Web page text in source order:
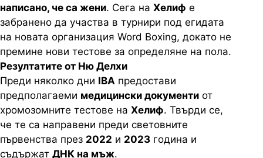
написано, че са жени. Сега на Хелиф е
забранено да участва в турнири под егидата
на новата организация Word Boxing, докато не
премине нови тестове за определяне на пола.
Резултатите от Ню Делхи
Преди няколко дни IBA предостави
предполагаеми медицински документи от
хромозомните тестове на Хелиф. Твърди се,
че те са направени преди световните
първенства през 2022 и 2023 година и
съдържат ДНК на мъж.